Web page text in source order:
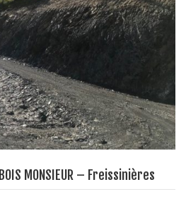
BOIS MONSIEUR – Freissinières